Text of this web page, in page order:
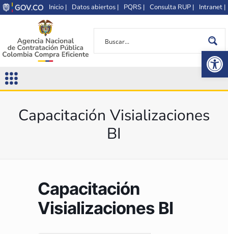
Inicio | Datos abiertos | PQRS | Consulta RUP | Intranet |
Capacitación Visializaciones
BI
Capacitación
Visializaciones BI